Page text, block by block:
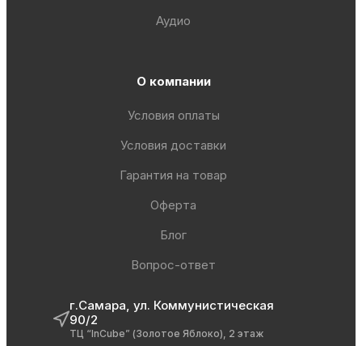
Аудио
О компании
Условия оплаты
Условия доставки
Гарантия на товар
Оферта
Блог
Вопрос-ответ
г.Самара, ул. Коммунистическая
90/2
ТЦ “InCube” (Золотое Яблоко), 2 этаж